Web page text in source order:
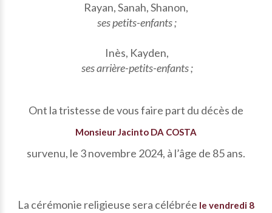
Rayan, Sanah, Shanon,
ses petits-enfants ;
Inès, Kayden,
ses arrière-petits-enfants ;
Ont la tristesse de vous faire part du décès de
Monsieur Jacinto DA COSTA
survenu, le 3 novembre 2024, à l’âge de 85 ans.
La cérémonie religieuse sera célébrée le vendredi 8